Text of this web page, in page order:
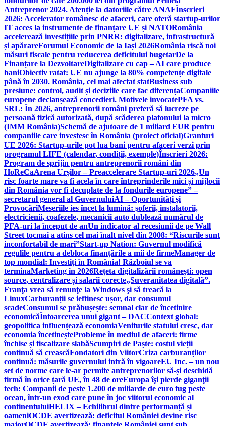
Antreprenor 2024. Atenție la datoriile către ANAFÎnscrieri
2026: Accelerator românesc de afaceri, care oferă startup-urilor
IT acces la instrumente de finanțare UE și NATORomânia
accelerează investițiile prin PNRR: digitalizare, infrastructură
și apărareForumul Economic de la Iași 2026România riscă noi
măsuri fiscale pentru reducerea deficitului bugetarDe la
Finanțare la DezvoltareDigitalizare cu cap – AI care produce
baniObiectiv ratat: UE nu ajunge la 80% competențe digitale
până în 2030. România, cel mai afectat statBusiness sub
presiune: control, audit și deciziile care fac diferențaCompaniile
europene declanșează concedieri. Motivele invocatePFA vs.
SRL: În 2026, antreprenorii români preferă să lucreze pe
persoană fizică autorizată, după scăderea plafonului la micro
(IMM România)Schemă de ajutoare de 1 miliard EUR pentru
companiile care investesc în România (proiect oficial)Granturi
UE 2026: Startup-urile pot lua bani pentru afaceri verzi prin
programul LIFE (calendar, condiții, exemple)Înscrieri 2026:
Program de sprijin pentru antreprenorii români din
HoReCaArena Urșilor – Preaccelerare Startup-uri 2026„Un
risc foarte mare va fi acela în care întreprinderile mici și mijlocii
din România vor fi decuplate de la fondurile europene” –
secretarul general al GuvernuluiAI – Oportunități și
ProvocăriMeseriile ies încet la lumină: şoferii, instalatorii,
electricienii, coafezele, mecanicii auto dublează numărul de
PFA-uri la început de anUn indicator al recesiunii de pe Wall
Street tocmai a atins cel mai înalt nivel din 2008: “Riscurile sunt
inconfortabil de mari”Start-up Nation: Guvernul modifică
regulile pentru a debloca finanțările a mii de firmeManager de
top mondial: Investiți în România! Războiul se va
terminaMarketing in 2026Rețeta digitalizării românești: open
source, centralizare și salarii corecte„Suveranitatea digitală”.
Franţa vrea să renunţe la Windows şi să treacă la
LinuxCarburanții se ieftinesc ușor, dar consumul
scadeConsumul se prăbușește: semnal clar de încetinire
economicăÎntoarcerea unui gigant – DACContext global:
geopolitica influențează economiaVeniturile statului cresc, dar
economia încetineșteProbleme în mediul de afaceri: firme
închise și fiscalizare slabăScumpiri de Paște: costul vieții
continuă să creascăFondatori din ViitorCriza carburanților
continuă: măsurile guvernului intră în vigoareEU Inc. – un nou
set de norme care le-ar permite antreprenorilor să-și deschidă
firmă în orice țară UE, în 48 de oreEuropa îşi pierde giganţii
tech: Companii de peste 1.200 de miliarde de euro fug peste
ocean, într-un exod care pune în joc viitorul economic al
continentuluiHELIX – Echilibrul dintre performanță și
oameniOCDE avertizează: deficitul României devine risc